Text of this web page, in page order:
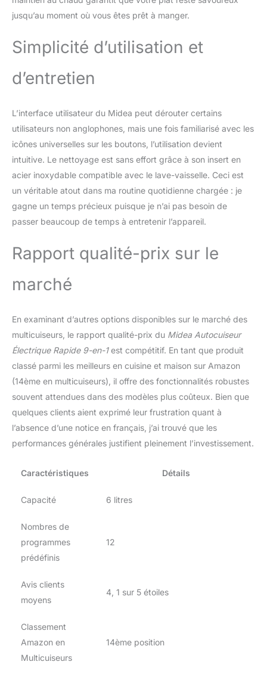
des plats chauds quand
COMPLETS : Livré avec 6
doseur, un câble
d’alimentation.
Bénéficiez d’un service
client disponible 24h/24
et d’une garantie de 2
ans. N’hésitez pas à
nous contacter pour
toute question.
jusqu’au moment où vous êtes prêt à manger.
Simplicité d’utilisation et
d’entretien
L’interface utilisateur du Midea peut dérouter certains
utilisateurs non anglophones, mais une fois familiarisé avec les
icônes universelles sur les boutons, l’utilisation devient
intuitive. Le nettoyage est sans effort grâce à son insert en
acier inoxydable compatible avec le lave-vaisselle. Ceci est
un véritable atout dans ma routine quotidienne chargée : je
gagne un temps précieux puisque je n’ai pas besoin de
passer beaucoup de temps à entretenir l’appareil.
Rapport qualité-prix sur le
marché
En examinant d’autres options disponibles sur le marché des
multicuiseurs, le rapport qualité-prix du Midea Autocuiseur
Électrique Rapide 9-en-1est compétitif. En tant que produit
classé parmi les meilleurs en cuisine et maison sur Amazon
(14ème en multicuiseurs), il offre des fonctionnalités robustes
souvent attendues dans des modèles plus coûteux. Bien que
quelques clients aient exprimé leur frustration quant à
l’absence d’une notice en français, j’ai trouvé que les
performances générales justifient pleinement l’investissement.
Caractéristiques Détails
Capacité 6 litres
Nombres de
programmes
prédéfinis
12
Avis clients
moyens
4, 1 sur 5 étoiles
Classement
Amazon en
Multicuiseurs
14ème position